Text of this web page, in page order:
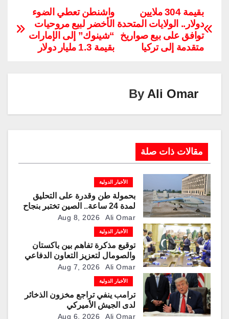
c
e
b
k
at
s
A
tt
er
e
st
ail
e
gr
a
k
e
dI
p
y
Li
واشنطن تعطي الضوء
الأخضر لبيع مروحيات
“شينوك” إلى الإمارات
بقيمة 1.3 مليار دولار
بقيمة 304 ملايين
دولار.. الولايات المتحدة
توافق على بيع صواريخ
متقدمة إلى تركيا
By Ali Omar
مقالات ذات صلة
الأخبار الدولية
بحمولة طن وقدرة على التحليق
لمدة 24 ساعة.. الصين تختبر بنجاح
مسيّرة “TP200”
Aug 8, 2026 Ali Omar
الأخبار الدولية
توقيع مذكرة تفاهم بين باكستان
والصومال لتعزيز التعاون الدفاعي
Aug 7, 2026 Ali Omar
الأخبار الدولية
ترامب ينفي تراجع مخزون الذخائر
لدى الجيش الأميركي
Aug 6, 2026 Ali Omar